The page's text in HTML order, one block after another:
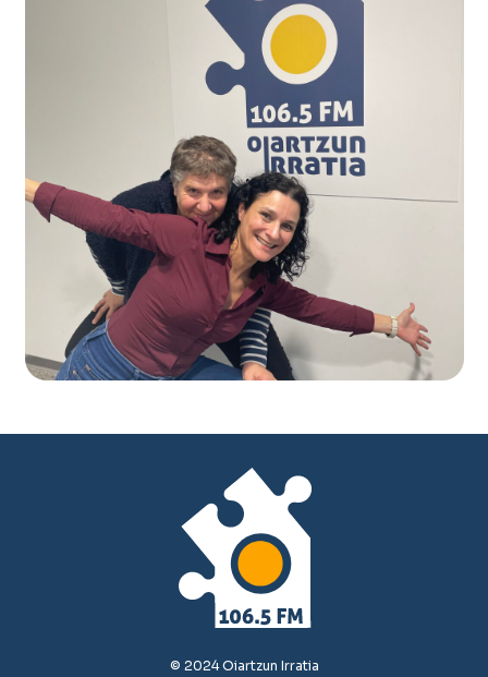
© 2024 Oiartzun Irratia